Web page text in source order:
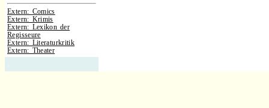
Extern: Comics
Extern: Krimis
Extern: Lexikon der
Regisseure
Extern: Literaturkritik
Extern: Theater
.